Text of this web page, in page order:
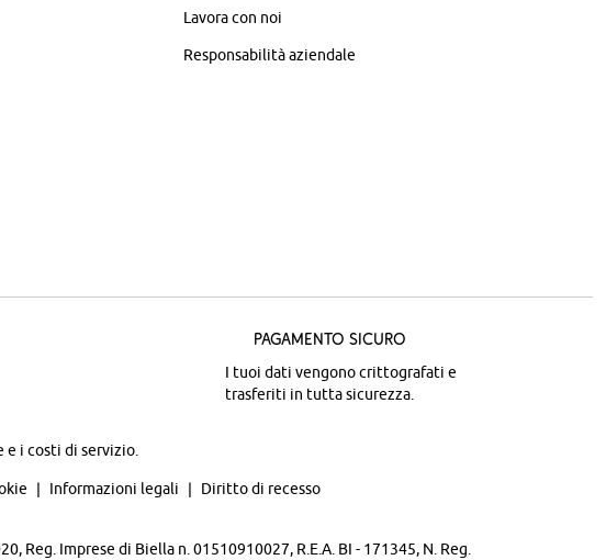
Lavora con noi
Responsabilità aziendale
Pagamento sicuro
I tuoi dati vengono crittografati e
trasferiti in tutta sicurezza.
e i costi di servizio.
Informazioni legali Diritto di recesso
Reg. Imprese di Biella n. 01510910027, R.E.A. BI - 171345, N. Reg.